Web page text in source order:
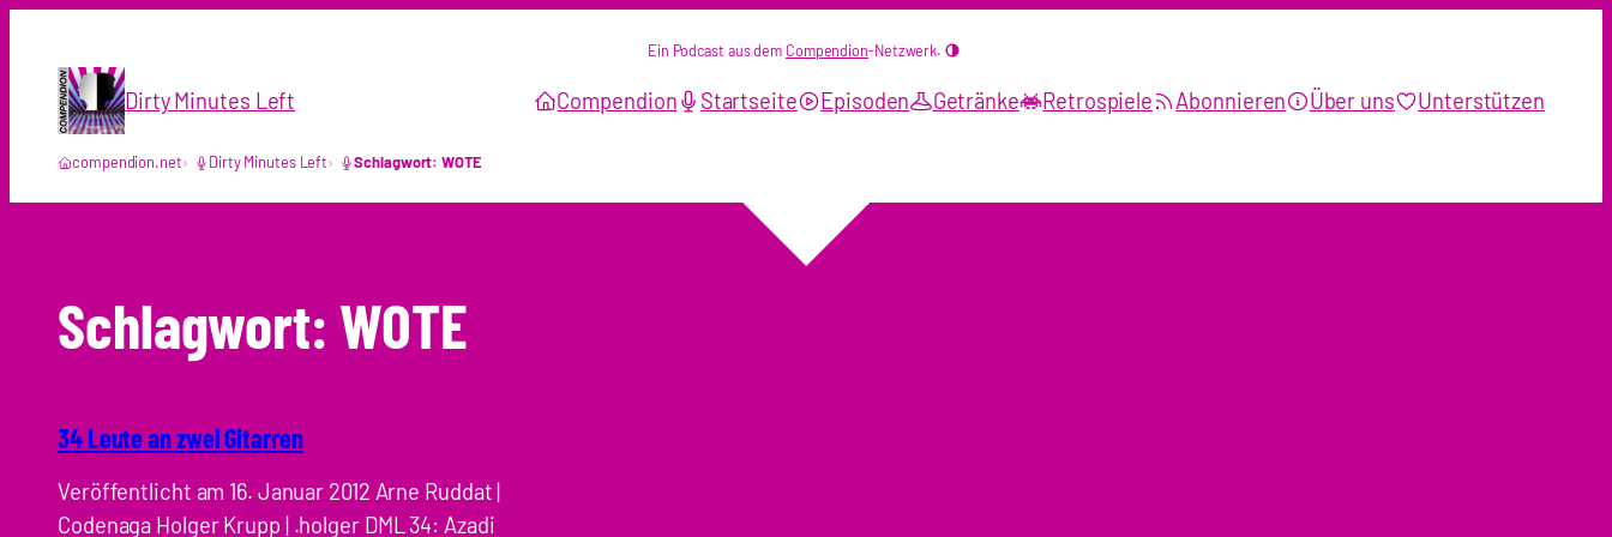
springen
Ein Podcast aus dem Compendion-Netzwerk.
Dirty Minutes Left Compendion Startseite Episoden Getränke Retrospiele Abonnieren Über uns Unterstützen
compendion.net Dirty Minutes Left Schlagwort: WOTE
Schlagwort: WOTE
34 Leute an zwei Gitarren
Veröffentlicht am 16. Januar 2012 Arne Ruddat |
Codenaga Holger Krupp | .holger DML 34: Azadi